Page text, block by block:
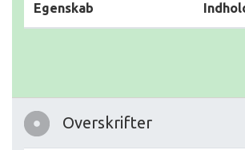
Egenskab
Overskrifter